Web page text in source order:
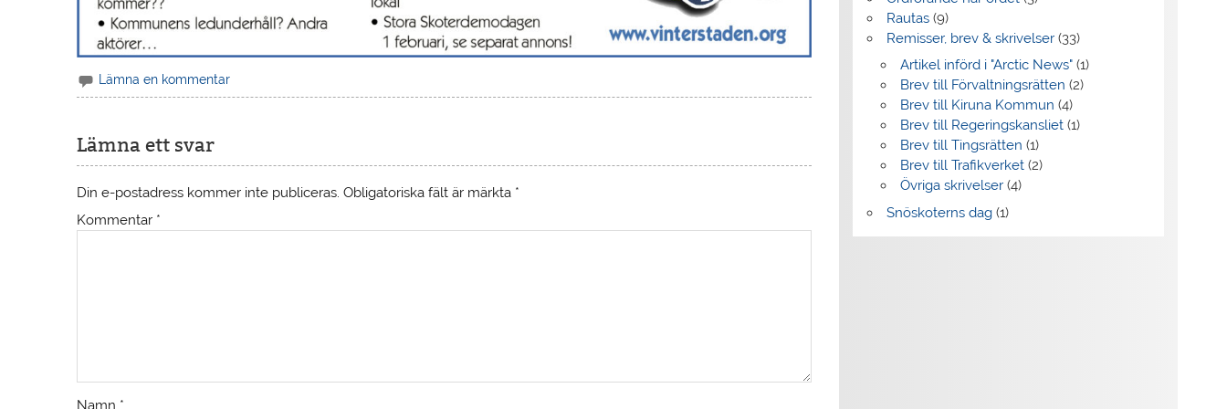
Lämna en kommentar
Lämna ett svar
Din e-postadress kommer inte publiceras. Obligatoriska fält är märkta *
Kommentar *
Namn *
Rautas(9)
Remisser, brev & skrivelser(33)
Artikel införd i "Arctic News" (1)
Brev till Förvaltningsrätten (2)
Brev till Kiruna Kommun (4)
Brev till Regeringskansliet (1)
Brev till Tingsrätten (1)
Brev till Trafikverket (2)
Övriga skrivelser (4)
Snöskoterns dag(1)